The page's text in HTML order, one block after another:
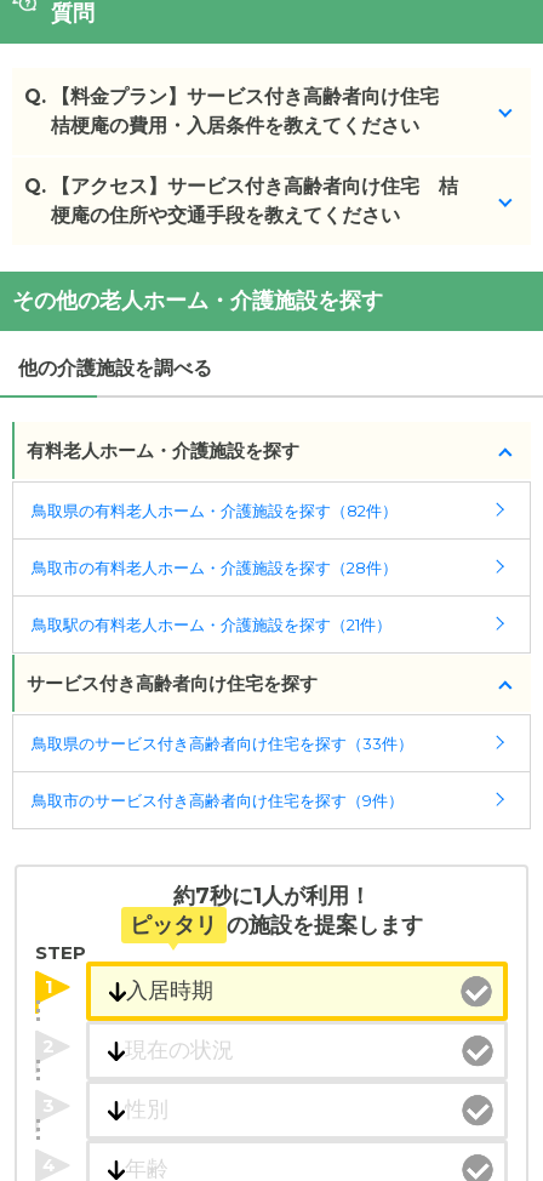
質問
Q.
【料金プラン】サービス付き高齢者向け住宅
桔梗庵の費用・入居条件を教えてください
サービス付き高齢者向け住宅 桔梗庵の入居金・月
額料金は次のとおりです。
・月額費用が6.6万円
・要介護度：自立、要支援1、要支援2、要介護1、要
ケアスル 介護では詳細な料金プラン
す。詳しくはこちら。
・経験豊富な入居相談員が完全無料で施設探しをサ
入居相談： 0120-579-721 （無料）
受付時間：10：00～19：00
・全国10000件の介護施設情報を掲載
幅広い選択肢の中から、条件にあった施設を選ぶ
ことができます。
・こだわりの条件や医療体制から施設を探せる
「夫婦入居可」の施設、「看取り可」の施設など、
医療・看護体制から施設を探すこともできます。
Q.
【アクセス】サービス付き高齢者向け住宅 桔
梗庵の住所や交通手段を教えてください
サービス付き高齢者向け住宅 桔梗庵の交通アクセ
ス
・住所：鳥取県鳥取市行徳三丁目９７６番地２
・最寄り駅：
その他の老人ホーム・介護施設を探す
他の介護施設を調べる
有料老人ホーム・介護施設を探す
鳥取県の有料老人ホーム・介護施設を探す（82件）
鳥取市の有料老人ホーム・介護施設を探す（28件）
鳥取駅の有料老人ホーム・介護施設を探す（21件）
サービス付き高齢者向け住宅を探す
鳥取県のサービス付き高齢者向け住宅を探す（33件）
鳥取市のサービス付き高齢者向け住宅を探す（9件）
約7秒に1人が利用！
ピッタリ の施設を提案します
STEP
1
2
3
4